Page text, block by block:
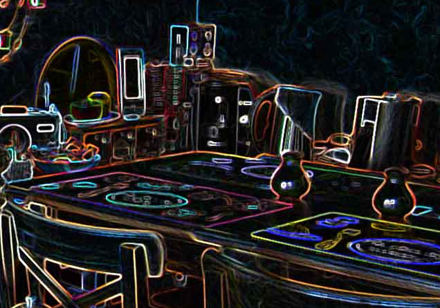
Pizza aux rillettes et aux Noix de cajou caramélisées
au sésame
Choux de Bruxelles au
chorizo et à la coriandre Quesadillas à la mexicaine